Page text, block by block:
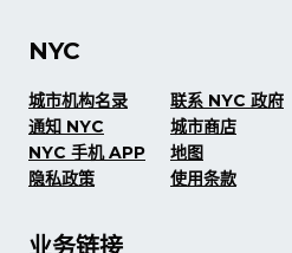
NYC
城市机构名录
通知 NYC
NYC 手机 APP
隐私政策
联系 NYC 政府
城市商店
地图
使用条款
业务链接